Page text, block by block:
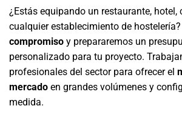
¿Estás equipando un restaurante, hotel,
cualquier establecimiento de hostelería?
compromiso y prepararemos un
personalizado para tu proyecto.
profesionales del sector para ofrecer el
mercado en grandes volúmenes y
medida.